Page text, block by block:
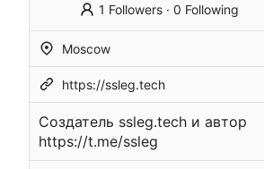
1 Followers· 0 Following
Moscow
https://ssleg.tech
Создатель ssleg.tech и автор
https://t.me/ssleg